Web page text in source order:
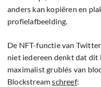
anders kan kopiëren en
profielafbeelding.
De NFT-functie van
niet iedereen denkt dat dit
maximalist grublés van
Blockstreamschreef: